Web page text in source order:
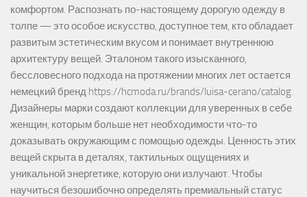
комфортом. Распознать по-настоящему дорогую одежду в
толпе — это особое искусство, доступное тем, кто обладает
развитым эстетическим вкусом и понимает внутреннюю
архитектуру вещей. Эталоном такого изысканного,
бессловесного подхода на протяжении многих лет остается
немецкий бренд https://hcmoda.ru/brands/luisa-cerano/catalog.
Дизайнеры марки создают коллекции для уверенных в себе
женщин, которым больше нет необходимости что-то
доказывать окружающим с помощью одежды. Ценность этих
вещей скрыта в деталях, тактильных ощущениях и
уникальной энергетике, которую они излучают. Чтобы
научиться безошибочно определять премиальный статус